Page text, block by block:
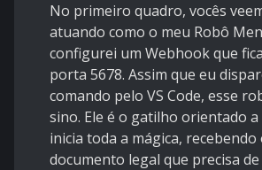
No primeiro quadro, vocês
atuando como o meu Robô
configurei um Webhook que
porta 5678. Assim que eu
comando pelo VS Code, esse
sino. Ele é o gatilho orientado
inicia toda a mágica, recebendo
documento legal que precisa de